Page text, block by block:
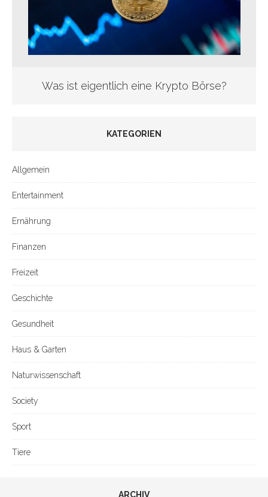
Was ist eigentlich eine Krypto Börse?
KATEGORIEN
Allgemein
Entertainment
Ernährung
Finanzen
Freizeit
Geschichte
Gesundheit
Haus & Garten
Naturwissenschaft
Society
Sport
Tiere
ARCHIV